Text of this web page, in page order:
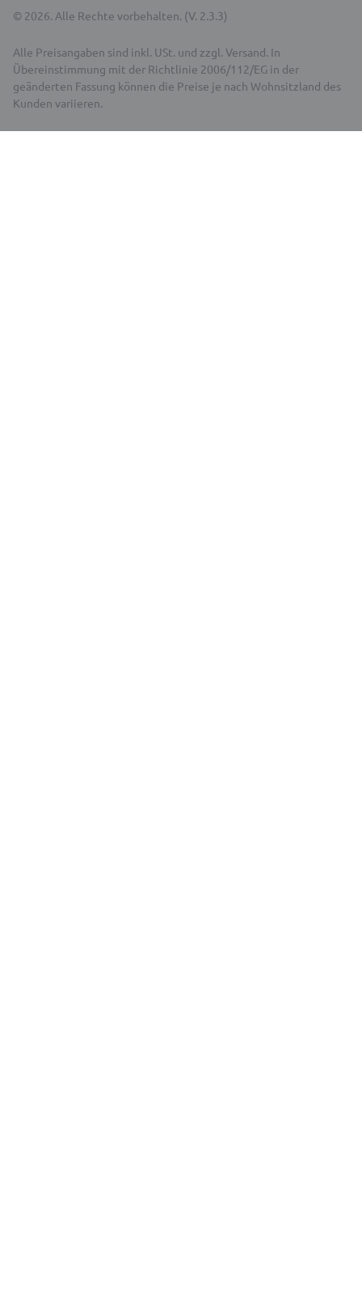
© 2026. Alle Rechte vorbehalten. (V. 2.3.3)
Alle Preisangaben sind inkl. USt. und zzgl. Versand. In
Übereinstimmung mit der Richtlinie 2006/112/EG in der
geänderten Fassung können die Preise je nach Wohnsitzland des
Kunden variieren.